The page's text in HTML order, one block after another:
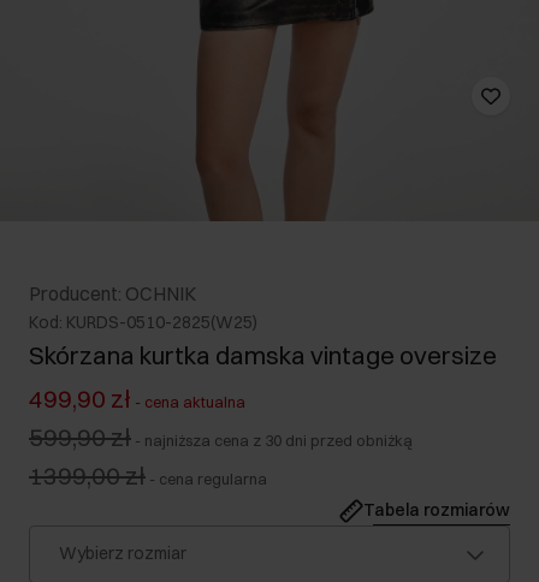
Producent: OCHNIK
Kod: KURDS-0510-2825(W25)
Skórzana kurtka damska vintage oversize
499,90 zł - cena aktualna
599,90 zł - najniższa cena z 30 dni przed obniżką
1399,00 zł - cena regularna
Tabela rozmiarów
Wybierz rozmiar